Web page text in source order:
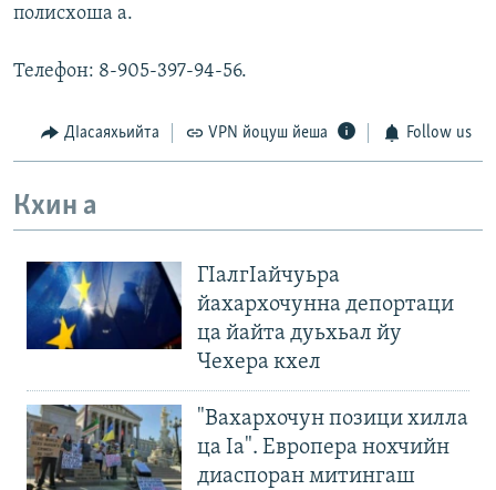
полисхоша а.
Телефон: 8-905-397-94-56.
ДIасаяхьийта VPN йоцуш йеша Follow us
Кхин а
ГIалгIайчуьра
йахархочунна депортаци
ца йайта дуьхьал йу
Чехера кхел
"Вахархочун позици хилла
ца Iа". Европера нохчийн
диаспоран митингаш